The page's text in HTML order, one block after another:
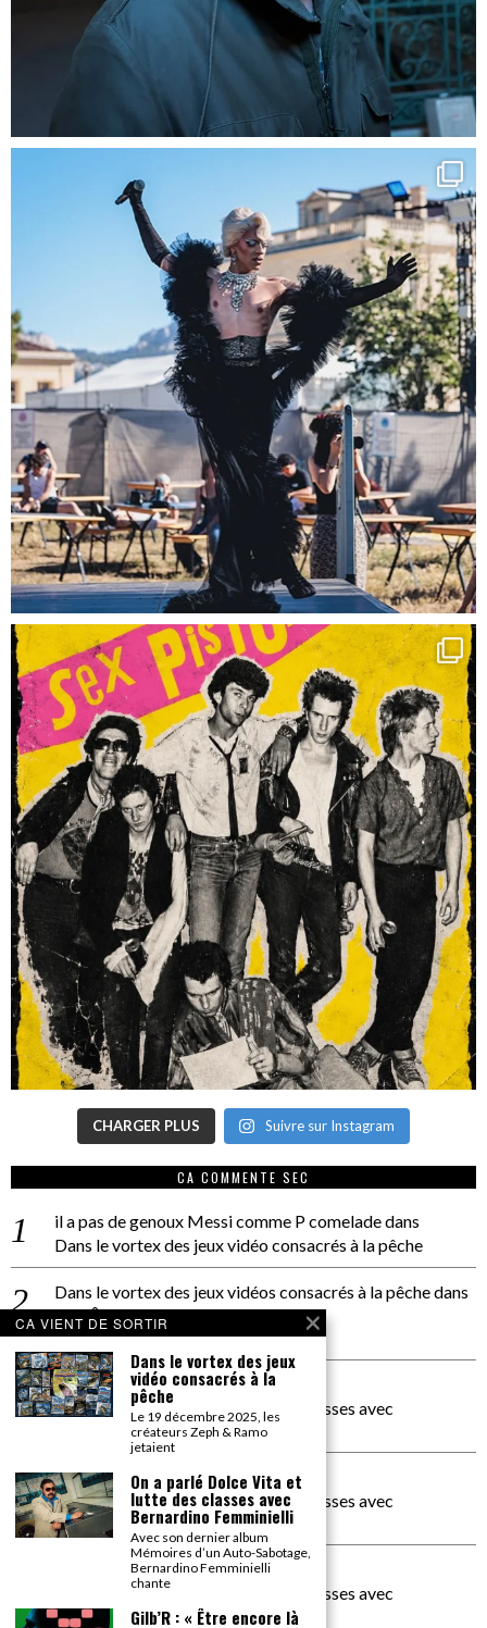
CHARGER PLUS Suivre sur Instagram
CA COMMENTE SEC
il a pas de genoux Messi comme P comeladedans
Dans le vortex des jeux vidéo consacrés à la pêche
Dans le vortex des jeux vidéos consacrés à la pêchedans
PACÔME THIELLEMENT
La séance d’Hip Gnose
La Patrie
dans
On a parlé Dolce Vita et lutte des classes avec
Bernardino Femminielli
carte noire negra à l'o tiededans
On a parlé Dolce Vita et lutte des classes avec
Bernardino Femminielli
moise et son mascarédans
On a parlé Dolce Vita et lutte des classes avec
Bernardino Femminielli
CA VIENT DE SORTIR
Dans le vortex des jeux
vidéo consacrés à la
pêche
Le 19 décembre 2025, les
créateurs Zeph & Ramo
jetaient
On a parlé Dolce Vita et
lutte des classes avec
Bernardino Femminielli
Avec son dernier album
Mémoires d’un Auto-Sabotage,
Bernardino Femminielli
chante
Gilb’R : « Être encore là